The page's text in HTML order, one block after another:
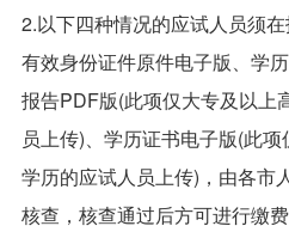
2.以下四种情况的应试人员须
有效身份证件原件电子版、学
报告PDF版(此项仅大专及以上
员上传)、学历证书电子版(此
学历的应试人员上传)，由各市
核查，核查通过后方可进行缴费